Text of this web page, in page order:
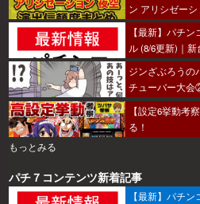
ン アリシゼー
【最新】パチ
ル (8/6更新)｜
ジンざぶろう
チューバー大会
【設定6挙動考
る！
もっとみる
パチ７コンテンツ新着記事
【最新】パチ